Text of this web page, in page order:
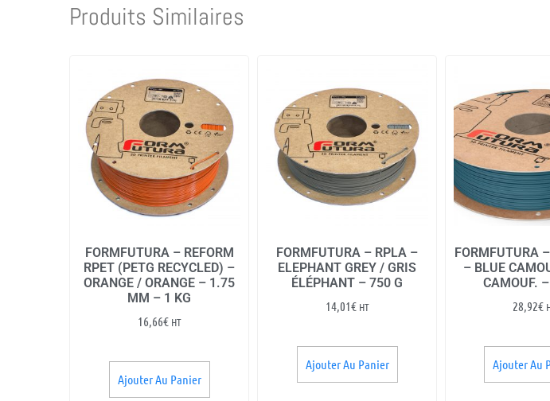
Produits Similaires
FORMFUTURA – REFORM
RPET (PETG RECYCLED) –
ORANGE / ORANGE – 1.75
MM – 1 KG
16,66€ HT
Ajouter Au Panier
FORMFUTURA – RPLA –
ELEPHANT GREY / GRIS
ÉLÉPHANT – 750 G
14,01€ HT
Ajouter Au Panier
FORMFUTURA
– BLUE
CAMOUF.
28,92€
Ajouter Au